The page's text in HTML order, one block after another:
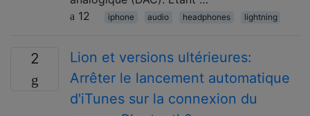
12
iphone audio headphones lightning
2
Lion et versions ultérieures:
Arrêter le lancement automatique
d'iTunes sur la connexion du